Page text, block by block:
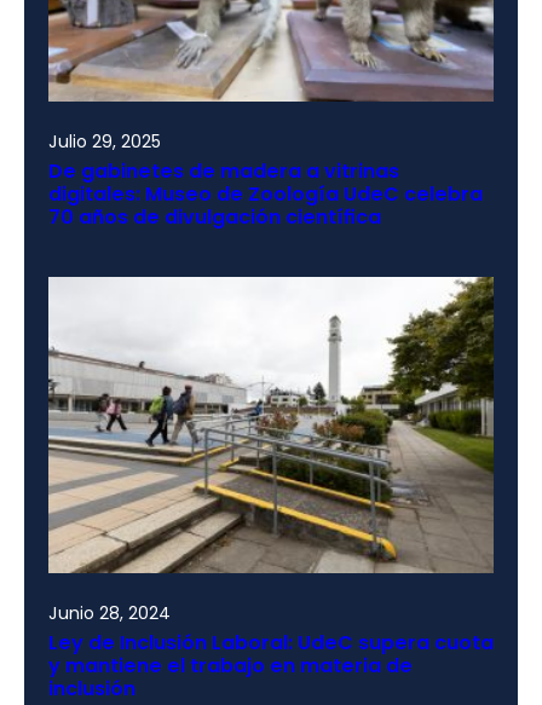
Julio 29, 2025
De gabinetes de madera a vitrinas
digitales: Museo de Zoología UdeC celebra
70 años de divulgación científica
Junio 28, 2024
Ley de Inclusión Laboral: UdeC supera cuota
y mantiene el trabajo en materia de
inclusión